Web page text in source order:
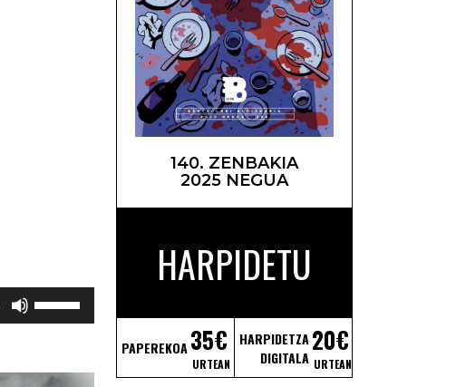
140. ZENBAKIA
2025 NEGUA
HARPIDETU
PAPEREKOA35€
URTEAN
HARPIDETZA
DIGITALA
20€
URTEAN